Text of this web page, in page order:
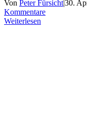
Von Peter Fürsicht30.
Kommentare
Weiterlesen